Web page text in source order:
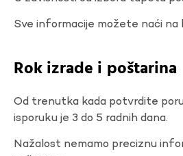
Sve informacije možete naći na
Rok izrade i poštarina
Od trenutka kada potvrdite
isporuku je 3 do 5 radnih dana.
Nažalost nemamo preciznu